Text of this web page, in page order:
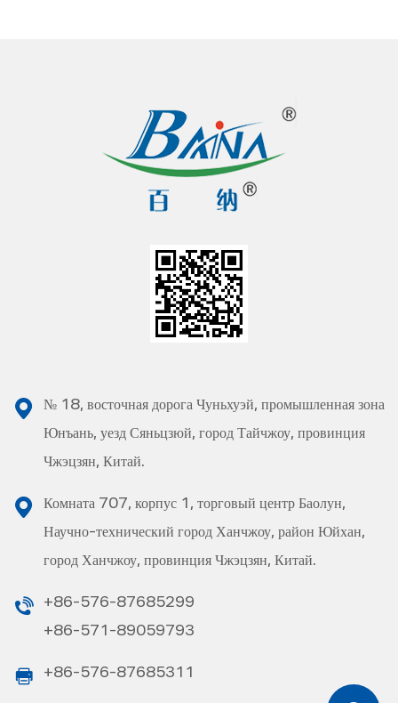
№ 18, восточная дорога Чуньхуэй, промышленная зона
Юнъань, уезд Сяньцзюй, город Тайчжоу, провинция
Чжэцзян, Китай.
Комната 707, корпус 1, торговый центр Баолун,
Научно-технический город Ханчжоу, район Юйхан,
город Ханчжоу, провинция Чжэцзян, Китай.
+86-576-87685299
+86-571-89059793
+86-576-87685311